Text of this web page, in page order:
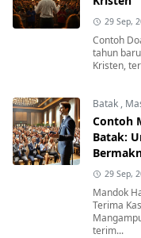
29 Sep,
Contoh
tahun
Kristen,
Batak ,
Contoh
Batak:
29 Sep,
Mandok
Terima
terim...